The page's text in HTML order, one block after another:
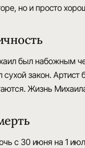
но и просто
был набожным
сухой закон.
Жизнь
с 30 июня на 1